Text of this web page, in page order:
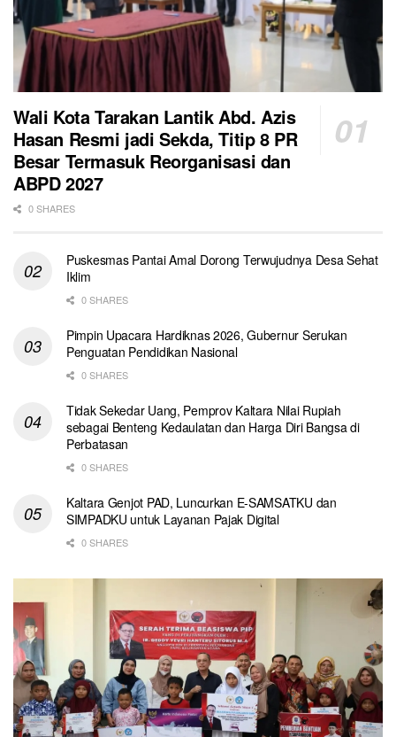
Wali Kota Tarakan Lantik Abd. Azis
Hasan Resmi jadi Sekda, Titip 8 PR
Besar Termasuk Reorganisasi dan
ABPD 2027
0 SHARES
Puskesmas Pantai Amal Dorong Terwujudnya Desa Sehat
Iklim
0 SHARES
Pimpin Upacara Hardiknas 2026, Gubernur Serukan
Penguatan Pendidikan Nasional
0 SHARES
Tidak Sekedar Uang, Pemprov Kaltara Nilai Rupiah
sebagai Benteng Kedaulatan dan Harga Diri Bangsa di
Perbatasan
0 SHARES
Kaltara Genjot PAD, Luncurkan E-SAMSATKU dan
SIMPADKU untuk Layanan Pajak Digital
0 SHARES